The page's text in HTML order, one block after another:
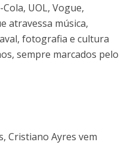
UOL, Vogue,
atravessa música,
fotografia e cultura
sempre marcados pelo
Cristiano Ayres vem